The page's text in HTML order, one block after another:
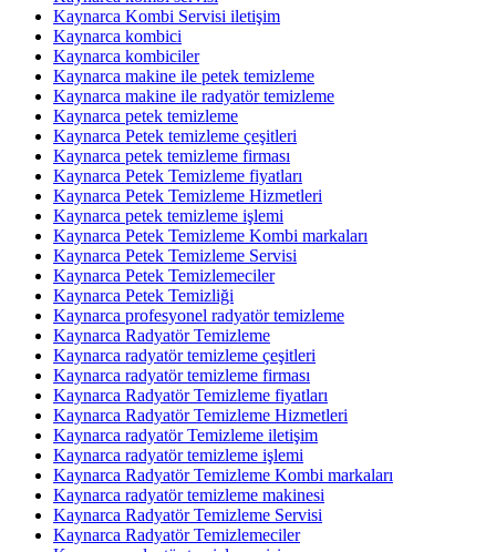
Kaynarca Kombi Servisi iletişim
Kaynarca kombici
Kaynarca kombiciler
Kaynarca makine ile petek temizleme
Kaynarca makine ile radyatör temizleme
Kaynarca petek temizleme
Kaynarca Petek temizleme çeşitleri
Kaynarca petek temizleme firması
Kaynarca Petek Temizleme fiyatları
Kaynarca Petek Temizleme Hizmetleri
Kaynarca petek temizleme işlemi
Kaynarca Petek Temizleme Kombi markaları
Kaynarca Petek Temizleme Servisi
Kaynarca Petek Temizlemeciler
Kaynarca Petek Temizliği
Kaynarca profesyonel radyatör temizleme
Kaynarca Radyatör Temizleme
Kaynarca radyatör temizleme çeşitleri
Kaynarca radyatör temizleme firması
Kaynarca Radyatör Temizleme fiyatları
Kaynarca Radyatör Temizleme Hizmetleri
Kaynarca radyatör Temizleme iletişim
Kaynarca radyatör temizleme işlemi
Kaynarca Radyatör Temizleme Kombi markaları
Kaynarca radyatör temizleme makinesi
Kaynarca Radyatör Temizleme Servisi
Kaynarca Radyatör Temizlemeciler